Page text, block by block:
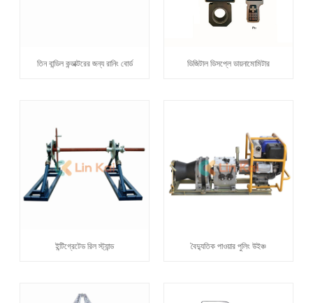
তিন বান্ডিল কন্ডাক্টরের জন্য রানিং বোর্ড ডিজিটাল ডিসপ্লে ডায়নামোমিটার
ইন্টিগ্রেটেড রিল স্ট্যান্ড বৈদ্যুতিক পাওয়ার পুলিং উইঞ্চ